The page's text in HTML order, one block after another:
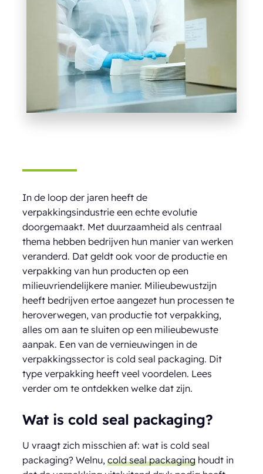
In de loop der jaren heeft de
verpakkingsindustrie een echte evolutie
doorgemaakt. Met duurzaamheid als centraal
thema hebben bedrijven hun manier van werken
veranderd. Dat geldt ook voor de productie en
verpakking van hun producten op een
milieuvriendelijkere manier. Milieubewustzijn
heeft bedrijven ertoe aangezet hun processen te
heroverwegen, van productie tot verpakking,
alles om aan te sluiten op een milieubewuste
aanpak. Een van de vernieuwingen in de
verpakkingssector is cold seal packaging. Dit
type verpakking heeft veel voordelen. Lees
verder om te ontdekken welke dat zijn.
Wat is cold seal packaging?
U vraagt zich misschien af: wat is cold seal
packaging? Welnu,cold seal packaging houdt in